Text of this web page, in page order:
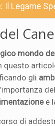
Il Legame
mondo
questo
gli
e
di